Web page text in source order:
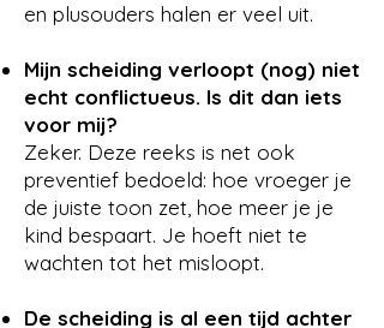
en plusouders halen er veel uit.
Mijn scheiding verloopt (nog) niet
echt conflictueus. Is dit dan iets
voor mij?
Zeker. Deze reeks is net ook
preventief bedoeld: hoe vroeger je
de juiste toon zet, hoe meer je je
kind bespaart. Je hoeft niet te
wachten tot het misloopt.
De scheiding is al een tijd achter